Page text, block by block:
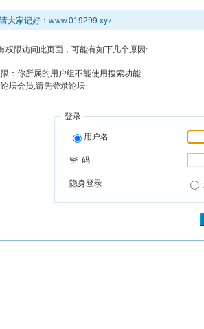
大家记好：www.019299.xyz
权限访问此页面，可能有如下几个原因:
：你所属的用户组不能使用搜索功能
坛会员,请先登录论坛
登录
用户名
密 码
隐身登录